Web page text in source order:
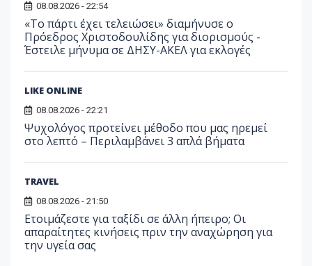
08.08.2026 - 22:54
«Το πάρτι έχει τελειώσει» διαμήνυσε ο
Πρόεδρος Χριστοδουλίδης για διορισμούς -
Έστειλε μήνυμα σε ΔΗΣΥ-ΑΚΕΛ για εκλογές
LIKE ONLINE
08.08.2026 - 22:21
Ψυχολόγος προτείνει μέθοδο που μας ηρεμεί
στο λεπτό – Περιλαμβάνει 3 απλά βήματα
TRAVEL
08.08.2026 - 21:50
Ετοιμάζεστε για ταξίδι σε άλλη ήπειρο; Οι
απαραίτητες κινήσεις πριν την αναχώρηση για
την υγεία σας